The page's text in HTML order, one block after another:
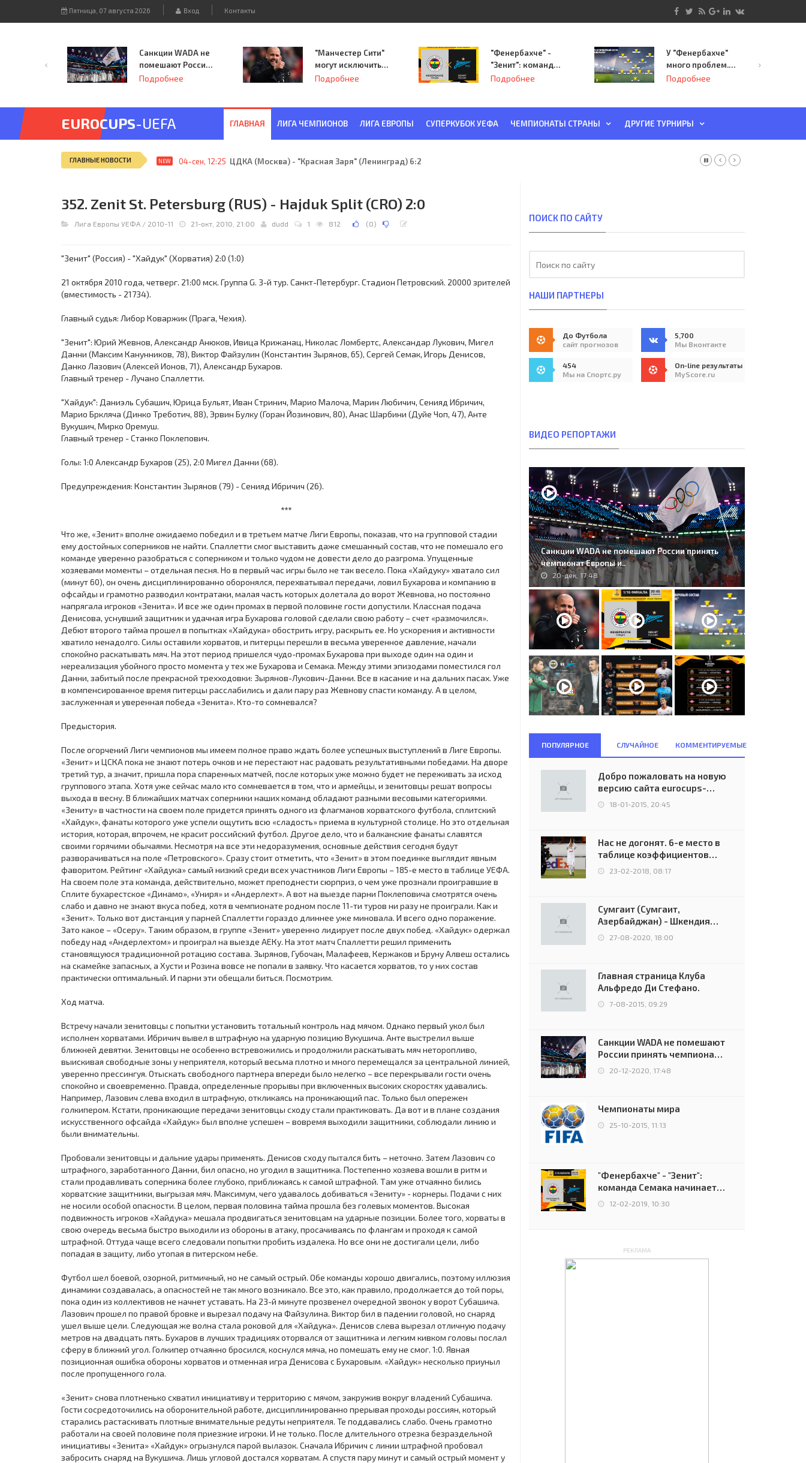
Пятница, 07 августа 2026 Вход Контакты
Санкции WADA не
помешают России
принять
Подробнее
"Манчестер Сити"
могут исключить
из Лиги
Подробнее
"Фенербахче" -
"Зенит": команда
Семака начинает
Подробнее
У "Фенербахче"
много проблем.
Но он опасен для
Подробнее
EUROCUPS-UEFA ГЛАВНАЯ ЛИГА ЧЕМПИОНОВ ЛИГА ЕВРОПЫ СУПЕРКУБОК УЕФА ЧЕМПИОНАТЫ СТРАНЫ ДРУГИЕ ТУРНИРЫ
ГЛАВНЫЕ НОВОСТИ NEW 04-сен, 12:25 ЦДКА (Москва) - "Красная Заря" (Ленинград) 6:2
352. Zenit St. Petersburg (RUS) - Hajduk Split (CRO) 2:0
Лига Европы УЕФА / 2010-11 21-окт, 2010, 21:00 dudd 1 812 (0)
"Зенит" (Россия) - "Хайдук" (Хорватия) 2:0 (1:0)
21 октября 2010 года, четверг. 21:00 мск. Группа G. 3-й тур. Санкт-Петербург. Стадион Петровский. 20000 зрителей
(вместимость - 21734).
Главный судья: Либор Коваржик (Прага, Чехия).
"Зенит": Юрий Жевнов, Александр Анюков, Ивица Крижанац, Николас Ломбертс, Александар Лукович, Мигел
Данни (Максим Канунников, 78), Виктор Файзулин (Константин Зырянов, 65), Сергей Семак, Игорь Денисов,
Данко Лазович (Алексей Ионов, 71), Александр Бухаров.
Главный тренер - Лучано Спаллетти.
"Хайдук": Даниэль Субашич, Юрица Бульят, Иван Стринич, Марио Малоча, Марин Любичич, Сенияд Ибричич,
Марио Бркляча (Динко Треботич, 88), Эрвин Булку (Горан Йозинович, 80), Анас Шарбини (Дуйе Чоп, 47), Анте
Вукушич, Мирко Оремуш.
Главный тренер - Станко Поклепович.
Голы: 1:0 Александр Бухаров (25), 2:0 Мигел Данни (68).
Предупреждения: Константин Зырянов (79) - Сенияд Ибричич (26).
***
Что же, «Зенит» вполне ожидаемо победил и в третьем матче Лиги Европы, показав, что на групповой стадии
ему достойных соперников не найти. Спаллетти смог выставить даже смешанный состав, что не помешало его
команде уверенно разобраться с соперником и только чудом не довести дело до разгрома. Упущенные
хозяевами моменты – отдельная песня. Но в первый час игры было не так весело. Пока «Хайдуку» хватало сил
(минут 60), он очень дисциплинированно оборонялся, перехватывал передачи, ловил Бухарова и компанию в
офсайды и грамотно разводил контратаки, малая часть которых долетала до ворот Жевнова, но постоянно
напрягала игроков «Зенита». И все же один промах в первой половине гости допустили. Классная подача
Денисова, уснувший защитник и удачная игра Бухарова головой сделали свою работу – счет «размочился».
Дебют второго тайма прошел в попытках «Хайдука» обострить игру, раскрыть ее. Но ускорения и активности
хватило ненадолго. Силы оставили хорватов, и питерцы перешли в весьма уверенное давление, начали
спокойно раскатывать мяч. На этот период пришелся чудо-промах Бухарова при выходе один на один и
нереализация убойного просто момента у тех же Бухарова и Семака. Между этими эпизодами поместился гол
Данни, забитый после прекрасной трехходовки: Зырянов-Лукович-Данни. Все в касание и на дальних пасах. Уже
в компенсированное время питерцы расслабились и дали пару раз Жевнову спасти команду. А в целом,
заслуженная и уверенная победа «Зенита». Кто-то сомневался?
Предыстория.
После огорчений Лиги чемпионов мы имеем полное право ждать более успешных выступлений в Лиге Европы.
«Зенит» и ЦСКА пока не знают потерь очков и не перестают нас радовать результативными победами. На дворе
третий тур, а значит, пришла пора спаренных матчей, после которых уже можно будет не переживать за исход
группового этапа. Хотя уже сейчас мало кто сомневается в том, что и армейцы, и зенитовцы решат вопросы
выхода в весну. В ближайших матчах соперники наших команд обладают разными весовыми категориями.
«Зениту» в частности на своем поле придется принять одного из флагманов хорватского футбола, сплитский
«Хайдук», фанаты которого уже успели ощутить всю «сладость» приема в культурной столице. Но это отдельная
история, которая, впрочем, не красит российский футбол. Другое дело, что и балканские фанаты славятся
своими горячими обычаями. Несмотря на все эти недоразумения, основные действия сегодня будут
разворачиваться на поле «Петровского». Сразу стоит отметить, что «Зенит» в этом поединке выглядит явным
фаворитом. Рейтинг «Хайдука» самый низкий среди всех участников Лиги Европы – 185-е место в таблице УЕФА.
На своем поле эта команда, действительно, может преподнести сюрприз, о чем уже прознали проигравшие в
Сплите бухарестское «Динамо», «Униря» и «Андерлехт». А вот на выезде парни Поклеповича смотрятся очень
слабо и давно не знают вкуса побед, хотя в чемпионате родном после 11-ти туров ни разу не проиграли. Как и
«Зенит». Только вот дистанция у парней Спаллетти гораздо длиннее уже миновала. И всего одно поражение.
Зато какое – «Осеру». Таким образом, в группе «Зенит» уверенно лидирует после двух побед. «Хайдук» одержал
победу над «Андерлехтом» и проиграл на выезде АЕКу. На этот матч Спаллетти решил применить
становящуюся традиционной ротацию состава. Зырянов, Губочан, Малафеев, Кержаков и Бруну Алвеш остались
на скамейке запасных, а Хусти и Розина вовсе не попали в заявку. Что касается хорватов, то у них состав
практически оптимальный. И парни эти обещали биться. Посмотрим.
Ход матча.
Встречу начали зенитовцы с попытки установить тотальный контроль над мячом. Однако первый укол был
исполнен хорватами. Ибричич вывел в штрафную на ударную позицию Вукушича. Анте выстрелил выше
ближней девятки. Зенитовцы не особенно встревожились и продолжили раскатывать мяч неторопливо,
выискивая свободные зоны у неприятеля, который весьма плотно и много перемещался за центральной линией,
уверенно прессингуя. Отыскать свободного партнера впереди было нелегко – все перекрывали гости очень
спокойно и своевременно. Правда, определенные прорывы при включенных высоких скоростях удавались.
Например, Лазович слева входил в штрафную, откликаясь на проникающий пас. Только был опережен
голкипером. Кстати, проникающие передачи зенитовцы сходу стали практиковать. Да вот и в плане создания
искусственного офсайда «Хайдук» был вполне успешен – вовремя выходили защитники, соблюдали линию и
были внимательны.
Пробовали зенитовцы и дальние удары применять. Денисов сходу пытался бить – неточно. Затем Лазович со
штрафного, заработанного Данни, бил опасно, но угодил в защитника. Постепенно хозяева вошли в ритм и
стали продавливать соперника более глубоко, приближаясь к самой штрафной. Там уже отчаянно бились
хорватские защитники, выгрызая мяч. Максимум, чего удавалось добиваться «Зениту» - корнеры. Подачи с них
не носили особой опасности. В целом, первая половина тайма прошла без голевых моментов. Высокая
подвижность игроков «Хайдука» мешала продвигаться зенитовцам на ударные позиции. Более того, хорваты в
свою очередь весьма быстро выходили из обороны в атаку, просачиваясь по флангам и проходя к самой
штрафной. Оттуда чаще всего следовали попытки пробить издалека. Но все они не достигали цели, либо
попадая в защиту, либо утопая в питерском небе.
Футбол шел боевой, озорной, ритмичный, но не самый острый. Обе команды хорошо двигались, поэтому иллюзия
динамики создавалась, а опасностей не так много возникало. Все это, как правило, продолжается до той поры,
пока один из коллективов не начнет уставать. На 23-й минуте прозвенел очередной звонок у ворот Субашича.
Лазович прошел по правой бровке и вырезал подачу на Файзулина. Виктор бил в падении головой, но снаряд
ушел выше цели. Следующая же волна стала роковой для «Хайдука». Денисов слева вырезал отличную подачу
метров на двадцать пять. Бухаров в лучших традициях оторвался от защитника и легким кивком головы послал
сферу в ближний угол. Голкипер отчаянно бросился, коснулся мяча, но помешать ему не смог. 1:0. Явная
позиционная ошибка обороны хорватов и отменная игра Денисова с Бухаровым. «Хайдук» несколько приуныл
после пропущенного гола.
«Зенит» снова плотненько схватил инициативу и территорию с мячом, закружив вокруг владений Субашича.
Гости сосредоточились на оборонительной работе, дисциплинированно прерывая проходы россиян, который
старались растаскивать плотные внимательные редуты неприятеля. Те поддавались слабо. Очень грамотно
работали на своей половине поля приезжие игроки. И не только. После длительного отрезка безраздельной
инициативы «Зенита» «Хайдук» огрызнулся парой вылазок. Сначала Ибричич с линии штрафной пробовал
забросить снаряд на Вукушича. Лишь угловой достался хорватам. А спустя пару минут и самый острый момент у
ПОИСК ПО САЙТУ
НАШИ ПАРТНЕРЫ
До Футбола
сайт прогнозов
5,700
Мы Вконтакте
454
Мы на Спортс.ру
On-line результаты
MyScore.ru
ВИДЕО РЕПОРТАЖИ
Санкции WADA не помешают России принять
чемпионат Европы и..
20-дек, 17:48
ПОПУЛЯРНОЕ СЛУЧАЙНОЕ КОММЕНТИРУЕМЫЕ
Добро пожаловать на новую
версию сайта eurocups-
uefa.ru
18-01-2015, 20:45
Нас не догонят. 6-е место в
таблице коэффициентов
УЕФА остаётся за Россией
23-02-2018, 08:17
Сумгаит (Сумгаит,
Азербайджан) - Шкендия
(Тетово, Северная
Македония) - 0:2 (0:0)
27-08-2020, 18:00
Главная страница Клуба
Альфредо Ди Стефано.
7-08-2015, 09:29
Санкции WADA не помешают
России принять чемпионат
Европы и финал Лиги
чемпионов.
20-12-2020, 17:48
Чемпионаты мира
25-10-2015, 11:13
"Фенербахче" - "Зенит":
команда Семака начинает
путь в плей-офф Лиги
12-02-2019, 10:30
РЕКЛАМА